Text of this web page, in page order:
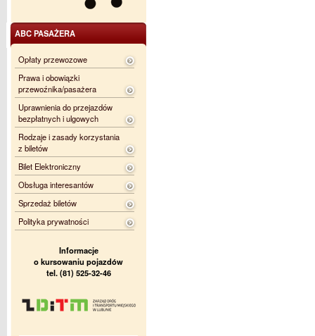
ABC PASAŻERA
Opłaty przewozowe
Prawa i obowiązki
przewoźnika/pasażera
Uprawnienia do przejazdów
bezpłatnych i ulgowych
Rodzaje i zasady korzystania
z biletów
Bilet Elektroniczny
Obsługa interesantów
Sprzedaż biletów
Polityka prywatności
Informacje
o kursowaniu pojazdów
tel. (81) 525-32-46